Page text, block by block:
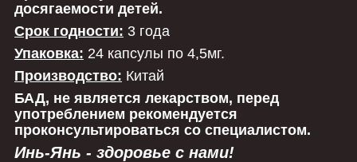
досягаемости детей.
Срок годности: 3 года
Упаковка: 24 капсулы по 4,5мг.
Производство: Китай
БАД, не является лекарством, перед
употреблением рекомендуется
проконсультироваться со специалистом.
Инь-Янь - здоровье с нами!